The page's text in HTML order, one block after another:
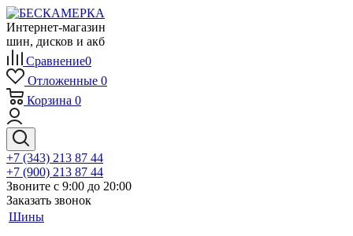
Интернет-магазин
шин, дисков и акб
Сравнение0
Отложенные 0
Корзина 0
+7 (343) 213 87 44
+7 (900) 213 87 44
Звоните с 9:00 до 20:00
Заказать звонок
Шины